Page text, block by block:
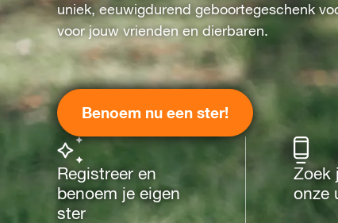
uniek, eeuwigdurend geboortegeschenk
voor jouw vrienden en dierbaren.
Benoem nu een ster!
Registreer en
benoem je eigen
ster
Zoek
onze